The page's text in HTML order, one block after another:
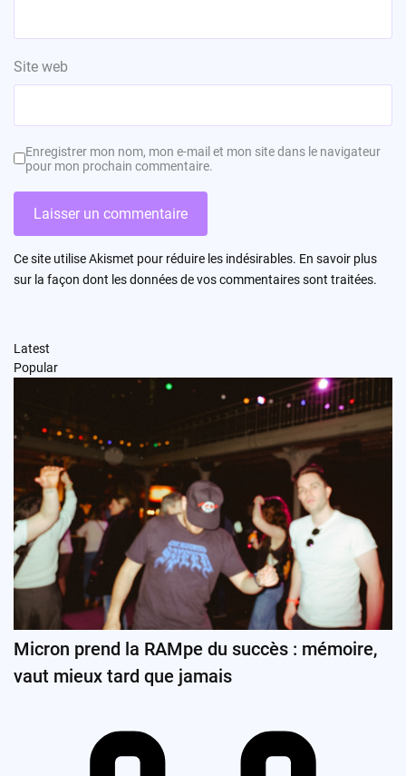
Site web
Enregistrer mon nom, mon e-mail et mon site dans le navigateur
pour mon prochain commentaire.
Ce site utilise Akismet pour réduire les indésirables. En savoir plus
sur la façon dont les données de vos commentaires sont traitées.
Latest
Popular
Micron prend la RAMpe du succès : mémoire,
vaut mieux tard que jamais